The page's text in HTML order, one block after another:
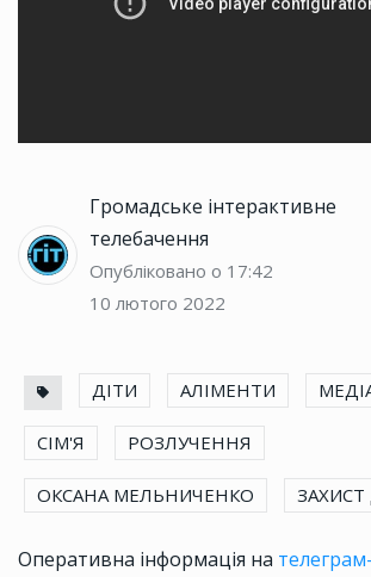
Громадське інтерактивне
телебачення
Опубліковано о 17:42
10 лютого 2022
ДІТИ АЛІМЕНТИ
СІМ'Я РОЗЛУЧЕННЯ
ОКСАНА МЕЛЬНИЧЕНКО ЗАХИСТ
Оперативна інформація на